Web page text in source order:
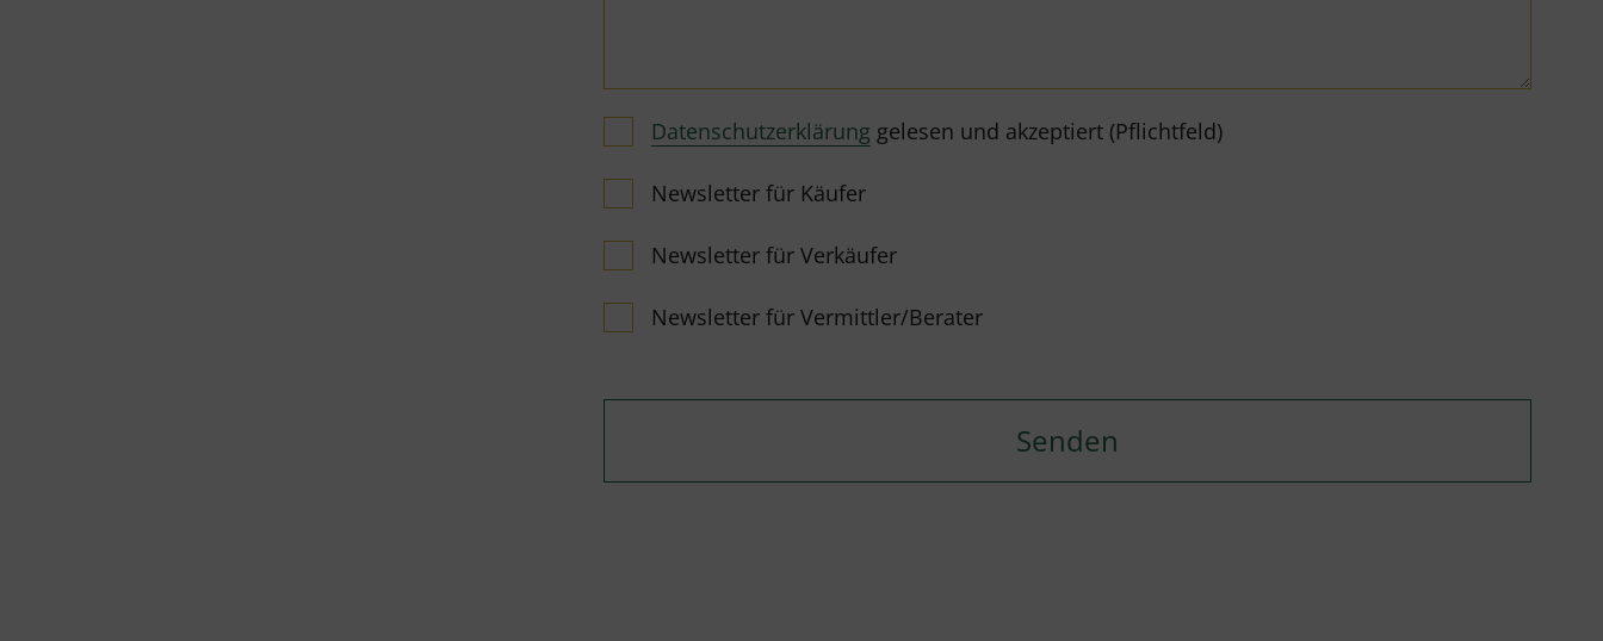
Datenschutzerklärung gelesen und akzeptiert (Pflichtfeld)
Newsletter für Käufer
Newsletter für Verkäufer
Newsletter für Vermittler/Berater